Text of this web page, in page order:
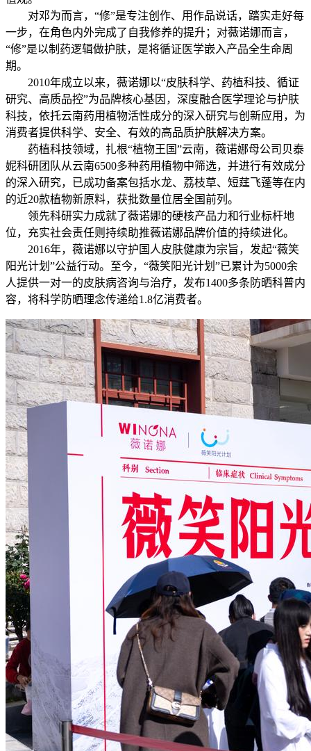
对邓为而言，“修”是专注创作、用作品说话，踏实走好每
一步，在角色内外完成了自我修养的提升；对薇诺娜而言，
“修”是以制药逻辑做护肤，是将循证医学嵌入产品全生命周
期。
2010年成立以来，薇诺娜以“皮肤科学、药植科技、循证
研究、高质品控”为品牌核心基因，深度融合医学理论与护肤
科技，依托云南药用植物活性成分的深入研究与创新应用，为
消费者提供科学、安全、有效的高品质护肤解决方案。
药植科技领域，扎根“植物王国”云南，薇诺娜母公司贝泰
妮科研团队从云南6500多种药用植物中筛选，并进行有效成分
的深入研究，已成功备案包括水龙、荔枝草、短莛飞蓬等在内
的近20款植物新原料，获批数量位居全国前列。
领先科研实力成就了薇诺娜的硬核产品力和行业标杆地
位，充实社会责任则持续助推薇诺娜品牌价值的持续进化。
2016年，薇诺娜以守护国人皮肤健康为宗旨，发起“薇笑
阳光计划”公益行动。至今，“薇笑阳光计划”已累计为5000余
人提供一对一的皮肤病咨询与治疗，发布1400多条防晒科普内
容，将科学防晒理念传递给1.8亿消费者。